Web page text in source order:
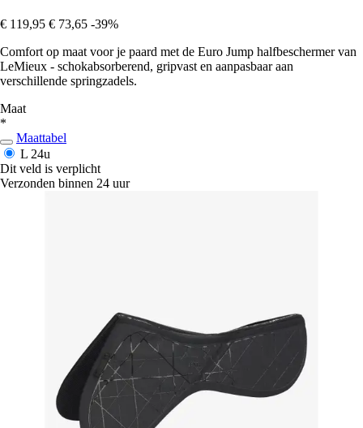
€ 119,95 € 73,65 -39%
Comfort op maat voor je paard met de Euro Jump halfbeschermer van
LeMieux - schokabsorberend, gripvast en aanpasbaar aan
verschillende springzadels.
Maat
*
Maattabel
L 24u
Dit veld is verplicht
Verzonden binnen 24 uur